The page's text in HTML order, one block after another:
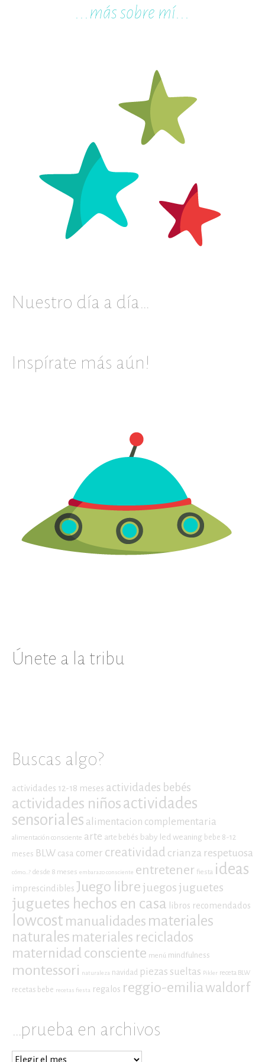
...más sobre mí...
Nuestro día a día…
Inspírate más aún!
Únete a la tribu
Buscas algo?
actividades 12-18 meses actividades bebés
actividades niñosactividades
sensoriales alimentacion complementaria
alimentación consciente arte arte bebés baby led weaning bebe 8-12
meses BLW casa comer creatividad crianza respetuosa
cómo...? desde 8 meses embarazo consciente entretener fiesta ideas
imprescindibles Juego librejuegosjuguetes
juguetes hechos en casa libros recomendados
lowcost manualidades materiales
naturales materiales reciclados
maternidad consciente menú mindfulness
montessori naturaleza navidad piezas sueltas Pikler receta BLW
recetas bebe recetas fiesta regalos reggio-emilia waldorf
…prueba en archivos
…